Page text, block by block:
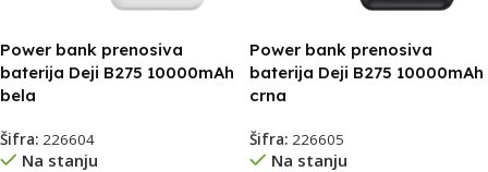
Power bank prenosiva
baterija Deji B275 10000mAh
bela
Šifra: 226604
Na stanju
Power bank prenosiva
baterija Deji B275 10000mAh
crna
Šifra: 226605
Na stanju